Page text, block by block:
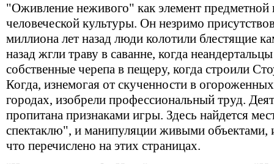
"Оживление неживого" как элемент предметной
человеческой культуры. Он незримо
миллиона лет назад люди колотили блестящие
назад жгли траву в саванне, когда
собственные черепа в пещеру, когда строили
Когда, изнемогая от скученности в
городах, изобрели профессиональный труд.
пропитана признаками игры. Здесь найдется
спектаклю", и манипуляции живыми объектами,
что перечислено на этих страницах.